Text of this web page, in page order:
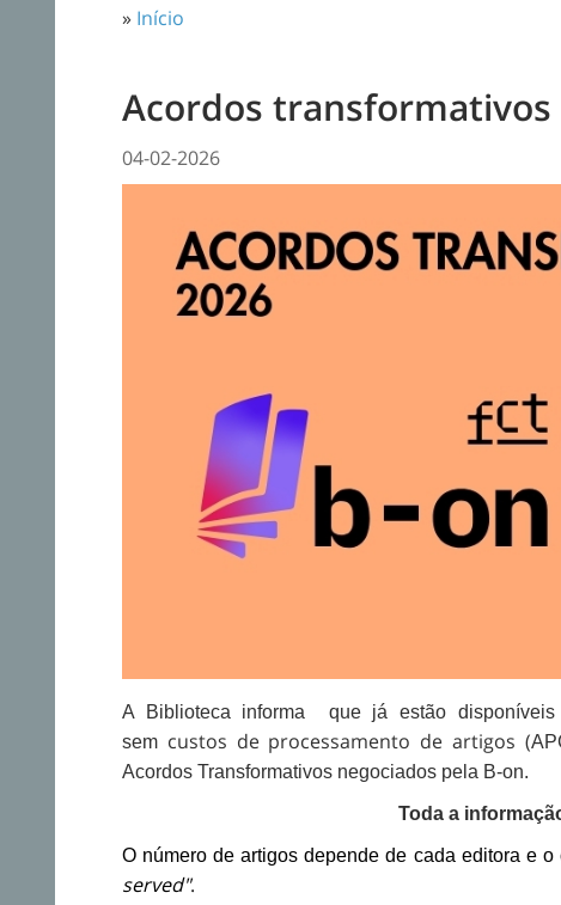
» Início
Acordos transformativos
04-02-2026
A Biblioteca informa que já estão
sem custos de processamento de artigos (
Acordos Transformativos negociados pela B-on.
Toda a
O número de artigos depende de cada editora e
served".